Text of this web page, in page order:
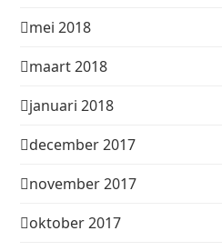
mei 2018
maart 2018
januari 2018
december 2017
november 2017
oktober 2017